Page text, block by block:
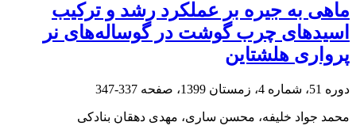
ماهی به جیره بر عملکرد رشد و ترکیب
اسیدهای ‏چرب گوشت در گوساله‌های نر
پرواری هلشتاین
دوره 51، شماره 4، زمستان 1399، صفحه 337-347
محمد جواد خلیفه، محسن ساری، مهدی دهقان بنادکی